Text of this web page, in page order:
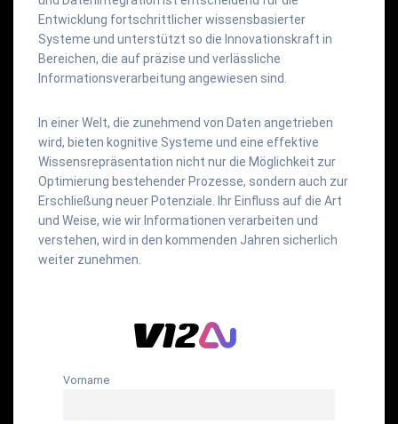
Entwicklung fortschrittlicher wissensbasierter
Systeme und unterstützt so die Innovationskraft in
Bereichen, die auf präzise und verlässliche
Informationsverarbeitung angewiesen sind.
In einer Welt, die zunehmend von Daten angetrieben
wird, bieten kognitive Systeme und eine effektive
Wissensrepräsentation nicht nur die Möglichkeit zur
Optimierung bestehender Prozesse, sondern auch zur
Erschließung neuer Potenziale. Ihr Einfluss auf die Art
und Weise, wie wir Informationen verarbeiten und
verstehen, wird in den kommenden Jahren sicherlich
weiter zunehmen.
Vorname